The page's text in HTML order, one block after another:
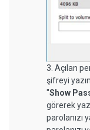
3. Açılan
şifreyi
"Show
görerek
parolanızı